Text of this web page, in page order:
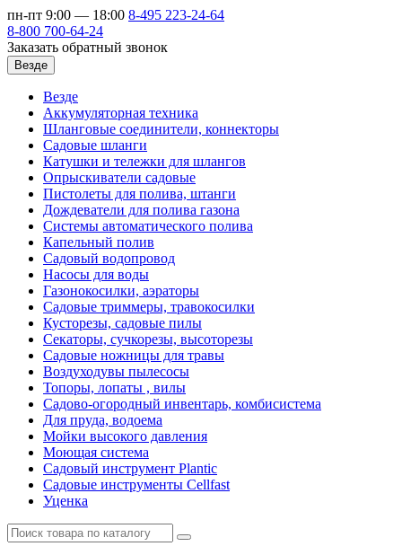
пн-пт 9:00 — 18:00 8-495 223-24-64
8-800 700-64-24
Заказать обратный звонок
Везде
Везде
Аккумуляторная техника
Шланговые соединители, коннекторы
Садовые шланги
Катушки и тележки для шлангов
Опрыскиватели садовые
Пистолеты для полива, штанги
Дождеватели для полива газона
Системы автоматического полива
Капельный полив
Садовый водопровод
Насосы для воды
Газонокосилки, аэраторы
Садовые триммеры, травокосилки
Кусторезы, садовые пилы
Секаторы, сучкорезы, высоторезы
Садовые ножницы для травы
Воздуходувы пылесосы
Топоры, лопаты , вилы
Садово-огородный инвентарь, комбисистема
Для пруда, водоема
Мойки высокого давления
Моющая система
Садовый инструмент Plantic
Садовые инструменты Cellfast
Уценка